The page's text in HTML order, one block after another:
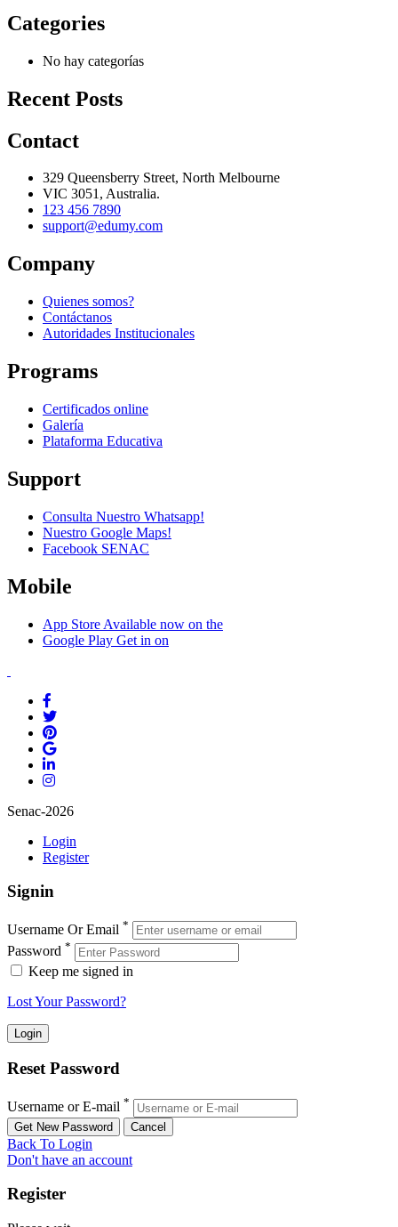
Categories
No hay categorías
Recent Posts
Contact
329 Queensberry Street, North Melbourne
VIC 3051, Australia.
123 456 7890
support@edumy.com
Company
Quienes somos?
Contáctanos
Autoridades Institucionales
Programs
Certificados online
Galería
Plataforma Educativa
Support
Consulta Nuestro Whatsapp!
Nuestro Google Maps!
Facebook SENAC
Mobile
App Store Available now on the
Google Play Get in on
Senac-2026
Login
Register
Signin
Username Or Email *
Password *
Keep me signed in
Lost Your Password?
Reset Password
Username or E-mail *
Back To Login
Don't have an account
Register